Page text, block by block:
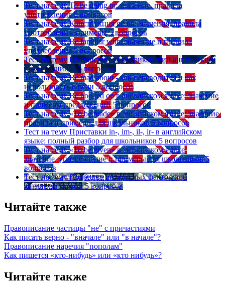
Тест на тему To be going to: значение, правила
употребления 5 вопросов
Тест на тему Конструкция go on: значения, правила
употребления, примеры 5 вопросов
Тест на тему Be familiar with: значение и правила
употребления 5 вопросов
Тест на тему Британский vs американский английский:
в чем разница? 5 вопросов
Тест на тему Be mad about - как переводится и как
использовать в речи 5 вопросов
Тест на тему Be hooked on в английском языке: значение
и примеры предложений 5 вопросов
Тест на тему «To be made» в английском языке: значение,
правила и примеры для школьников 5 вопросов
Тест на тему Приставки in-, im-, il-, ir- в английском
языке: полный разбор для школьников 5 вопросов
Тест на тему «To be given» в английском языке:
значение, употребление и примеры для школьников 5
вопросов
Тест на тему Подборка интересных фактов про
английский язык 5 вопросов
Читайте также
Правописание частицы "не" с причастиями
Как писать верно - "вначале" или "в начале"?
Правописание наречия "пополам"
Как пишется «кто-нибудь» или «кто нибудь»?
Читайте также